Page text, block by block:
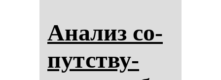
Ана­лиз со­
путству­